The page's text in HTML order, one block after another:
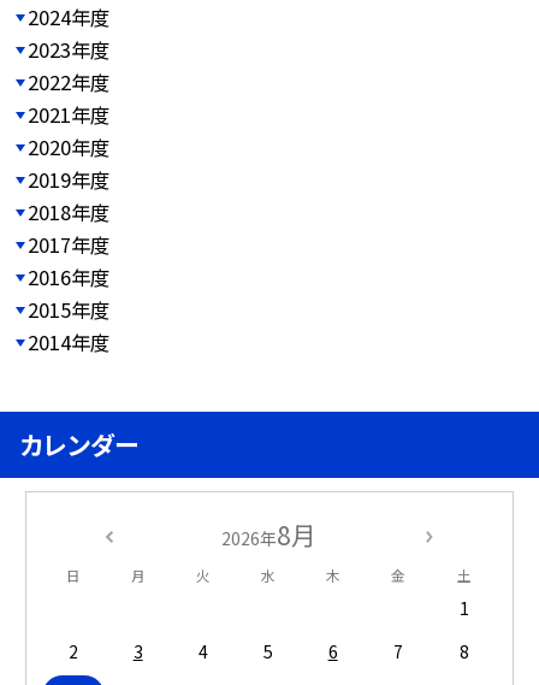
2024年度
2023年度
2022年度
2021年度
2020年度
2019年度
2018年度
2017年度
2016年度
2015年度
2014年度
カレンダー
2026年8月
日 月 火 水 木 金 土
1
2
3 4 5 6 7
8